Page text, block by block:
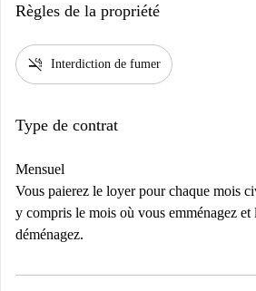
Règles de la propriété
smoke_free Interdiction de fumer
Type de contrat
Mensuel
Vous paierez le loyer pour chaque mois
y compris le mois où vous emménagez et
déménagez.